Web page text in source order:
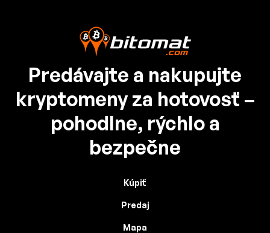
Predávajte a nakupujte
kryptomeny za hotovosť –
pohodlne, rýchlo a
bezpečne
Kúpiť
Predaj
Mapa